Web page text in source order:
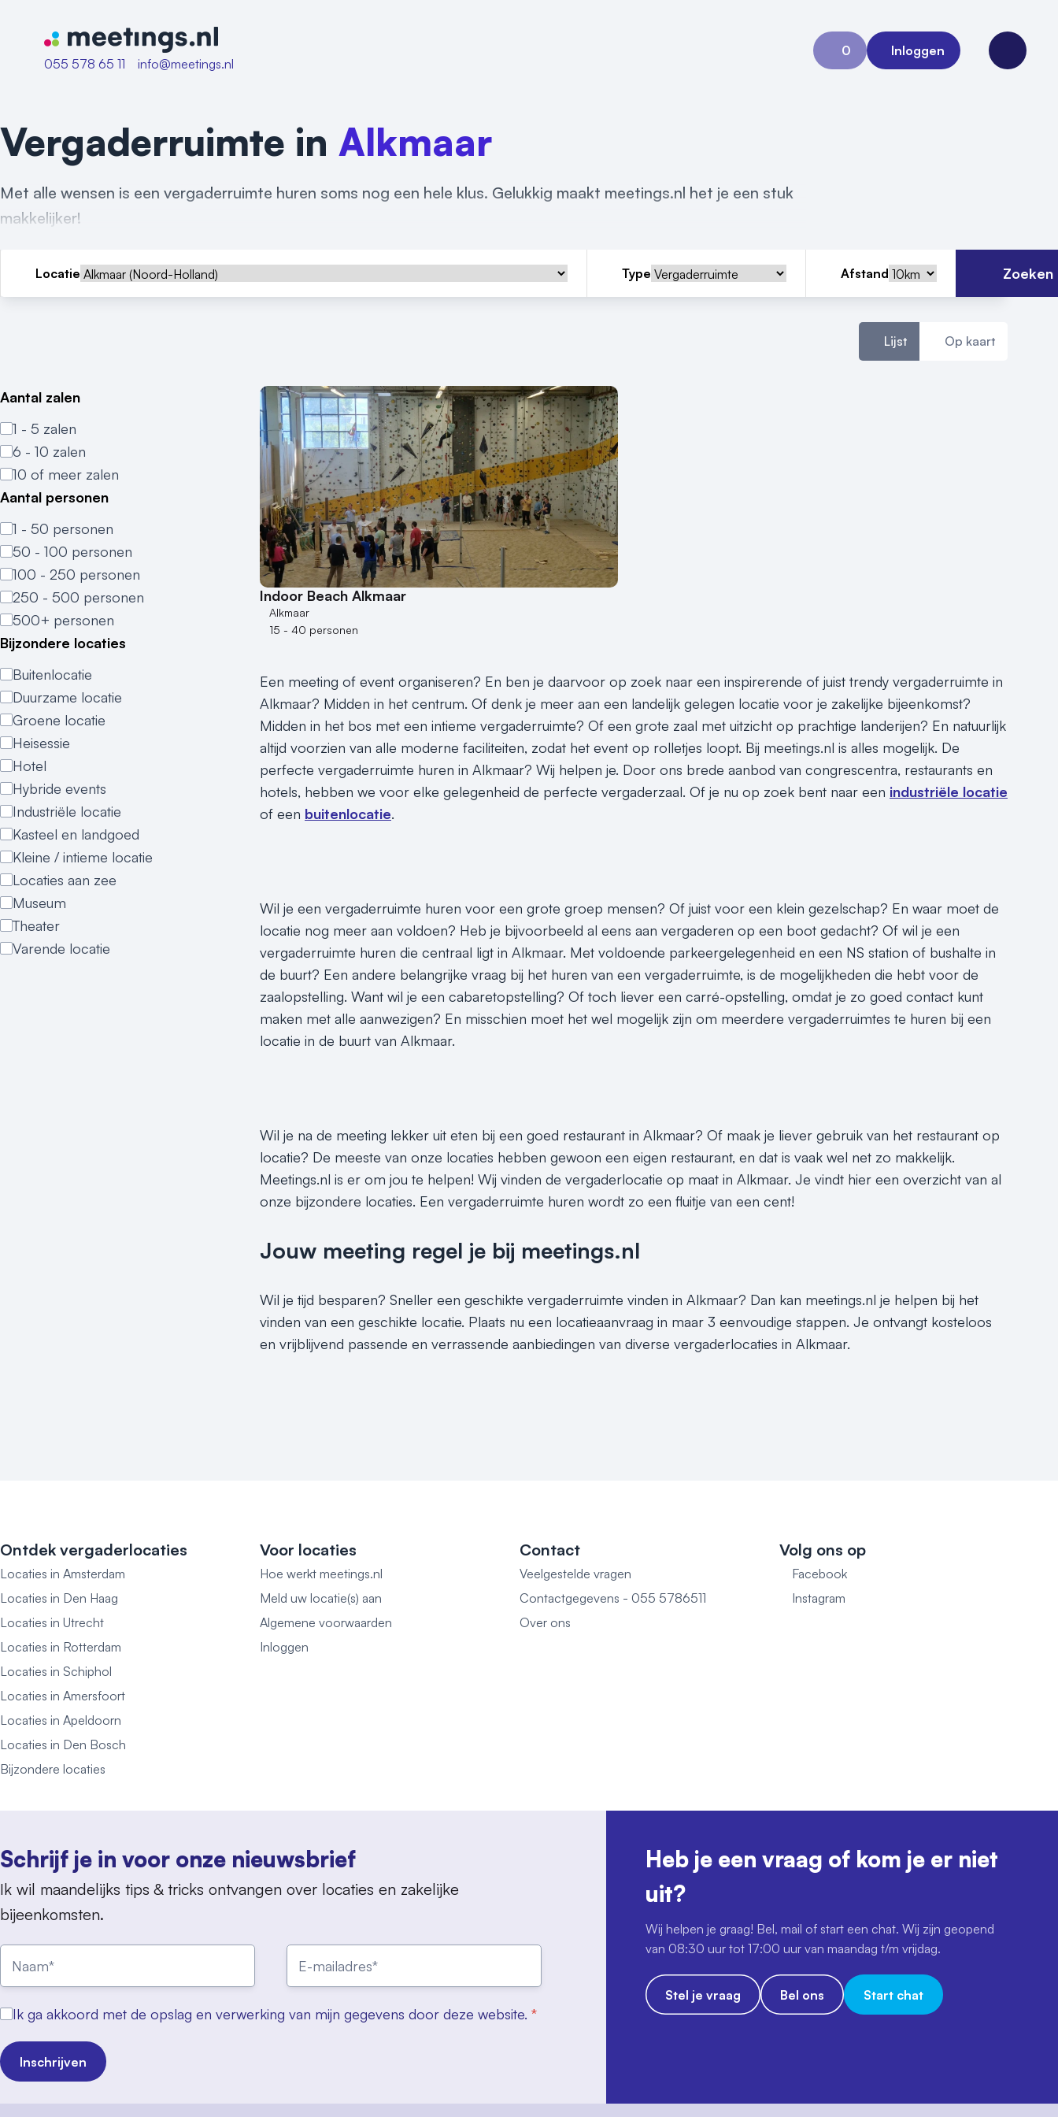
Naar home van Meetings
055 578 65 11
info@meetings.nl
0
Aanvraag 0
Inloggen
Open
Vergaderruimte in Alkmaar
Met alle wensen is een vergaderruimte huren soms nog een hele klus. Gelukkig maakt meetings.nl het je een stuk
makkelijker!
Locatie Type Afstand Zoeken
Lijst Op kaart
Aantal zalen
1 - 5 zalen
6 - 10 zalen
10 of meer zalen
Aantal personen
1 - 50 personen
50 - 100 personen
100 - 250 personen
250 - 500 personen
500+ personen
Bijzondere locaties
Buitenlocatie
Duurzame locatie
Groene locatie
Heisessie
Hotel
Hybride events
Industriële locatie
Kasteel en landgoed
Kleine / intieme locatie
Locaties aan zee
Museum
Theater
Varende locatie
Indoor Beach Alkmaar
Alkmaar
15 - 40 personen
Een meeting of event organiseren? En ben je daarvoor op zoek naar een inspirerende of juist trendy vergaderruimte in
Alkmaar? Midden in het centrum. Of denk je meer aan een landelijk gelegen locatie voor je zakelijke bijeenkomst?
Midden in het bos met een intieme vergaderruimte? Of een grote zaal met uitzicht op prachtige landerijen? En natuurlijk
altijd voorzien van alle moderne faciliteiten, zodat het event op rolletjes loopt. Bij meetings.nl is alles mogelijk. De
perfecte vergaderruimte huren in Alkmaar? Wij helpen je. Door ons brede aanbod van congrescentra, restaurants en
hotels, hebben we voor elke gelegenheid de perfecte vergaderzaal. Of je nu op zoek bent naar een industriële locatie
of een buitenlocatie.
Wil je een vergaderruimte huren voor een grote groep mensen? Of juist voor een klein gezelschap? En waar moet de
locatie nog meer aan voldoen? Heb je bijvoorbeeld al eens aan vergaderen op een boot gedacht? Of wil je een
vergaderruimte huren die centraal ligt in Alkmaar. Met voldoende parkeergelegenheid en een NS station of bushalte in
de buurt? Een andere belangrijke vraag bij het huren van een vergaderruimte, is de mogelijkheden die hebt voor de
zaalopstelling. Want wil je een cabaretopstelling? Of toch liever een carré-opstelling, omdat je zo goed contact kunt
maken met alle aanwezigen? En misschien moet het wel mogelijk zijn om meerdere vergaderruimtes te huren bij een
locatie in de buurt van Alkmaar.
Wil je na de meeting lekker uit eten bij een goed restaurant in Alkmaar? Of maak je liever gebruik van het restaurant op
locatie? De meeste van onze locaties hebben gewoon een eigen restaurant, en dat is vaak wel net zo makkelijk.
Meetings.nl is er om jou te helpen! Wij vinden de vergaderlocatie op maat in Alkmaar. Je vindt hier een overzicht van al
onze bijzondere locaties. Een vergaderruimte huren wordt zo een fluitje van een cent!
Jouw meeting regel je bij meetings.nl
Wil je tijd besparen? Sneller een geschikte vergaderruimte vinden in Alkmaar? Dan kan meetings.nl je helpen bij het
vinden van een geschikte locatie. Plaats nu een locatieaanvraag in maar 3 eenvoudige stappen. Je ontvangt kosteloos
en vrijblijvend passende en verrassende aanbiedingen van diverse vergaderlocaties in Alkmaar.
Ontdek vergaderlocaties
Locaties in Amsterdam
Locaties in Den Haag
Locaties in Utrecht
Locaties in Rotterdam
Locaties in Schiphol
Locaties in Amersfoort
Locaties in Apeldoorn
Locaties in Den Bosch
Bijzondere locaties
Voor locaties
Hoe werkt meetings.nl
Meld uw locatie(s) aan
Algemene voorwaarden
Inloggen
Contact
Veelgestelde vragen
Contactgegevens - 055 5786511
Over ons
Volg ons op
Facebook
Instagram
Schrijf je in voor onze nieuwsbrief
Ik wil maandelijks tips & tricks ontvangen over locaties en zakelijke
bijeenkomsten.
Ik ga akkoord met de opslag en verwerking van mijn gegevens door deze website. *
Inschrijven
Heb je een vraag of kom je er niet
uit?
Wij helpen je graag! Bel, mail of start een chat. Wij zijn geopend
van 08:30 uur tot 17:00 uur van maandag t/m vrijdag.
Stel je vraag Bel ons Start chat